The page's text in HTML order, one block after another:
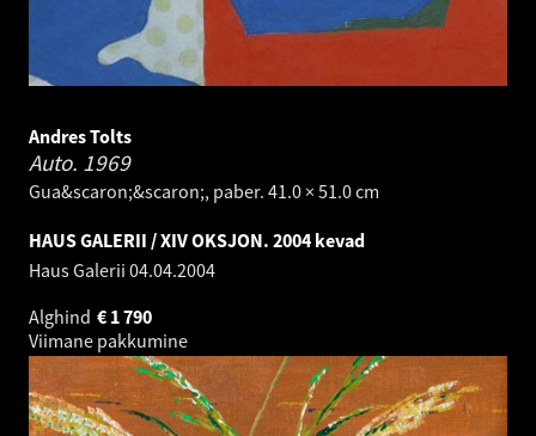
Andres Tolts
Auto. 1969
Gua&scaron;&scaron;, paber. 41.0 × 51.0 cm
HAUS GALERII / XIV OKSJON. 2004 kevad
Haus Galerii 04.04.2004
Alghind
1 790
€
Viimane pakkumine